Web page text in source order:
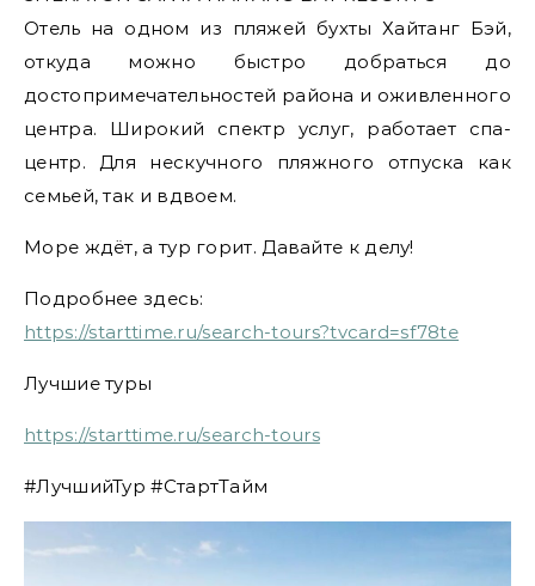
Отель на одном из пляжей бухты Хайтанг Бэй,
откуда можно быстро добраться до
достопримечательностей района и оживленного
центра. Широкий спектр услуг, работает спа-
центр. Для нескучного пляжного отпуска как
семьей, так и вдвоем.
Море ждёт, а тур горит. Давайте к делу!
Подробнее здесь:
https://starttime.ru/search-tours?tvcard=sf78te
Лучшие туры
https://starttime.ru/search-tours
#ЛучшийТур #СтартТайм